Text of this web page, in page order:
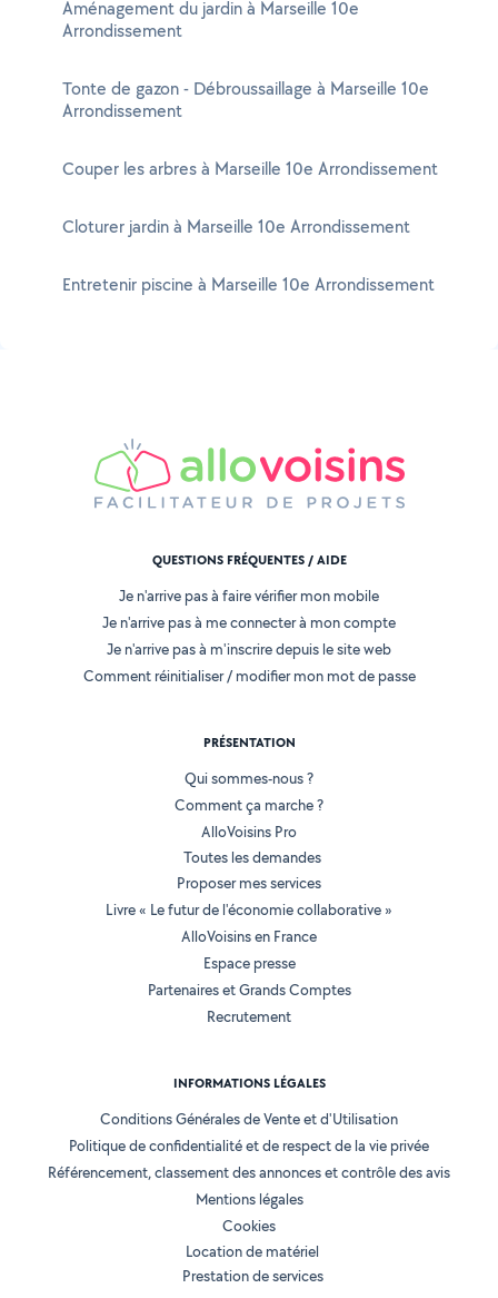
Aménagement du jardin à Marseille 10e
Arrondissement
Tonte de gazon - Débroussaillage à Marseille 10e
Arrondissement
Couper les arbres à Marseille 10e Arrondissement
Cloturer jardin à Marseille 10e Arrondissement
Entretenir piscine à Marseille 10e Arrondissement
QUESTIONS FRÉQUENTES / AIDE
Je n'arrive pas à faire vérifier mon mobile
Je n'arrive pas à me connecter à mon compte
Je n'arrive pas à m'inscrire depuis le site web
Comment réinitialiser / modifier mon mot de passe
PRÉSENTATION
Qui sommes-nous ?
Comment ça marche ?
AlloVoisins Pro
Toutes les demandes
Proposer mes services
Livre « Le futur de l'économie collaborative »
AlloVoisins en France
Espace presse
Partenaires et Grands Comptes
Recrutement
INFORMATIONS LÉGALES
Conditions Générales de Vente et d'Utilisation
Politique de confidentialité et de respect de la vie privée
Référencement, classement des annonces et contrôle des avis
Mentions légales
Cookies
Location de matériel
Prestation de services